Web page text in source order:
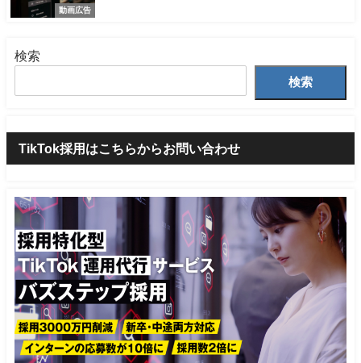
動画広告
検索
検索
TikTok採用はこちらからお問い合わせ